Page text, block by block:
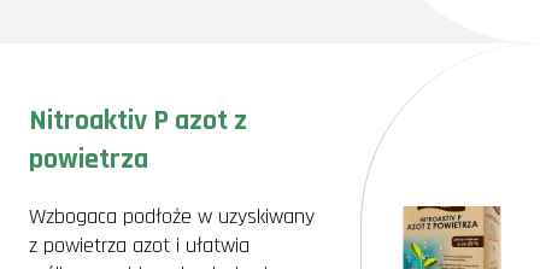
Nitroaktiv P azot z
powietrza
Wzbogaca podłoże w uzyskiwany
z powietrza azot i ułatwia